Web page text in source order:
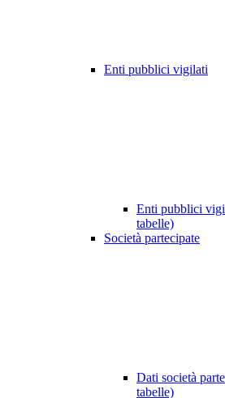
Enti pubblici vigilati
Enti pubblici
tabelle)
Società partecipate
Dati società
tabelle)